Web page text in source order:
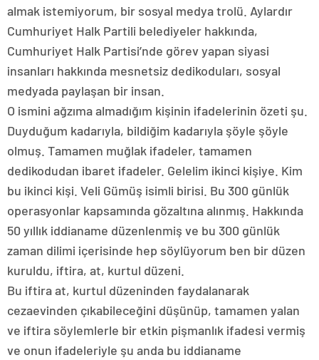
almak istemiyorum, bir sosyal medya trolü. Aylardır
Cumhuriyet Halk Partili belediyeler hakkında,
Cumhuriyet Halk Partisi’nde görev yapan siyasi
insanları hakkında mesnetsiz dedikoduları, sosyal
medyada paylaşan bir insan.
O ismini ağzıma almadığım kişinin ifadelerinin özeti şu.
Duyduğum kadarıyla, bildiğim kadarıyla şöyle şöyle
olmuş. Tamamen muğlak ifadeler, tamamen
dedikodudan ibaret ifadeler. Gelelim ikinci kişiye. Kim
bu ikinci kişi. Veli Gümüş isimli birisi. Bu 300 günlük
operasyonlar kapsamında gözaltına alınmış. Hakkında
50 yıllık iddianame düzenlenmiş ve bu 300 günlük
zaman dilimi içerisinde hep söylüyorum ben bir düzen
kuruldu, iftira, at, kurtul düzeni.
Bu iftira at, kurtul düzeninden faydalanarak
cezaevinden çıkabileceğini düşünüp, tamamen yalan
ve iftira söylemlerle bir etkin pişmanlık ifadesi vermiş
ve onun ifadeleriyle şu anda bu iddianame